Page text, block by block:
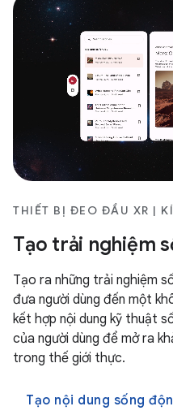
THIẾT BỊ ĐEO ĐẦU XR |
Tạo trải nghiệm
Tạo ra những trải nghiệm
đưa người dùng đến một
kết hợp nội dung kỹ thuật
của người dùng để mở ra
trong thế giới thực.
Tạo nội dung sống